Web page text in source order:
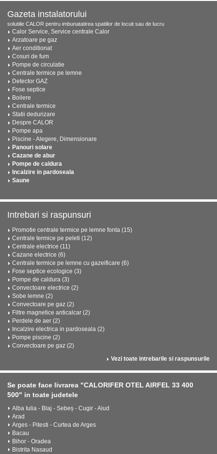
Gazeta instalatorului
solutiile CALOR pentru imbunatatirea spatiilor de locuit sau de lucru
Calor Service, Service centrale Calor
Arzatoare pe gaz
Aer conditionat
Cosuri de fum
Pompe de circulatie
Centrale termice pe lemne
Detector GAZ
Fose septice
Boilere
Centrale termice
Statii dedurizare
Despre CALOR
Pompe apa
Piscine - Alegere, Dimensionare
Panouri solare
Cazane de abur
Pompe de caldura
Incalzire in pardoseala
Saune
Intrebari si raspunsuri
Promotie centrale termice pe lemne fonta (15)
Centrale termice pe peleti (12)
Centrale electrice (11)
Cazane electrice (6)
Centrale termice pe lemne cu gazeificare (6)
Fose septice ecologice (3)
Pompe de caldura (3)
Convectoare electrice (2)
Sobe lemne (2)
Convectoare pe gaz (2)
Filtre magnetice anticalcar (2)
Perdele de aer (2)
Incalzire electrica in pardoseala (2)
Pompe piscine (2)
Convectoare pe gaz (2)
Vezi toate intrebarile si raspunsurile
Se poate face livrarea "CALORIFER OTEL AIRFEL 33 400
500" in toate judetele
Alba Iulia - Blaj - Sebeș - Cugir - Aiud
Arad
Arges - Pitesti - Curtea de Arges
Bacau
Bihor - Oradea
Bistrita Nasaud